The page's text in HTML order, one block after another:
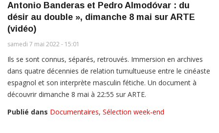
Antonio Banderas et Pedro Almodóvar : du
désir au double », dimanche 8 mai sur ARTE
(vidéo)
samedi 7 mai 2022 - 15:01
Ils se sont connus, séparés, retrouvés. Immersion en archives
dans quatre décennies de relation tumultueuse entre le cinéaste
espagnol et son interprète masculin fétiche. Un document à
découvrir dimanche 8 mai à 22:55 sur ARTE.
Publié dans Documentaires, Sélection week-end